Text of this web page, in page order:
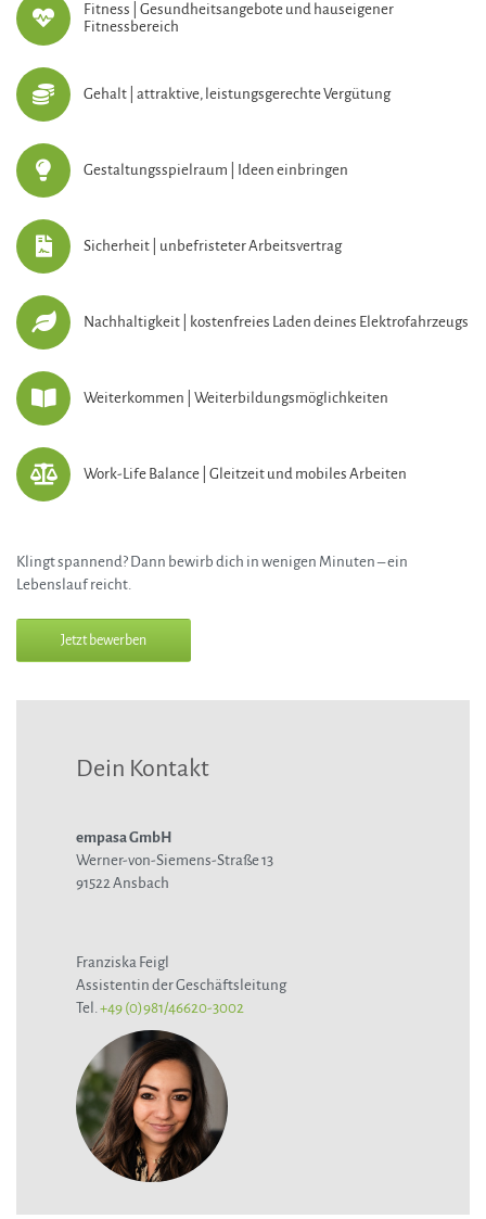
Fitness | Gesundheitsangebote und hauseigener
Fitnessbereich
Gehalt | attraktive, leistungsgerechte Vergütung
Gestaltungsspielraum | Ideen einbringen
Sicherheit | unbefristeter Arbeitsvertrag
Nachhaltigkeit | kostenfreies Laden deines Elektrofahrzeugs
Weiterkommen | Weiterbildungsmöglichkeiten
Work-Life Balance | Gleitzeit und mobiles Arbeiten
Klingt spannend? Dann bewirb dich in wenigen Minuten – ein
Lebenslauf reicht.
Jetzt bewerben
Dein Kontakt
empasa GmbH
Werner-von-Siemens-Straße 13
91522 Ansbach
Franziska Feigl
Assistentin der Geschäftsleitung
Tel. +49 (0)981/46620-3002